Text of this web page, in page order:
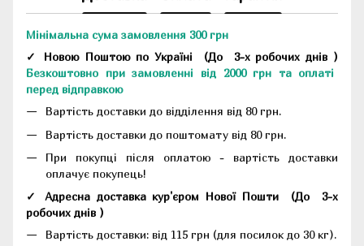
Мінімальна сума замовлення 300 грн
✓ Новою Поштою по Україні (До 3-х робочих днів )
Безкоштовно при замовленні від 2000 грн та оплаті
перед відправкою
Вартість доставки до відділення від 80 грн.
Вартість доставки до поштомату від 80 грн.
При покупці після оплатою - вартість доставки
оплачує покупець!
✓ Адресна доставка кур'єром Нової Пошти (До 3-х
робочих днів )
Вартість доставки: від 115 грн (для посилок до 30 кг).